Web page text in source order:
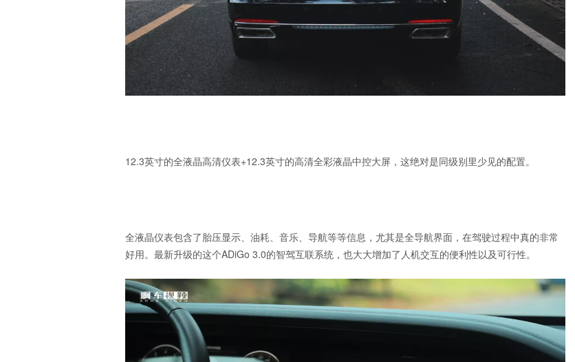
12.3英寸的全液晶高清仪表+12.3英寸的高清全彩液晶中控大屏，这绝对是同级别里少见的配置。
全液晶仪表包含了胎压显示、油耗、音乐、导航等等信息，尤其是全导航界面，在驾驶过程中真的非常
好用。最新升级的这个ADiGo 3.0的智驾互联系统，也大大增加了人机交互的便利性以及可行性。